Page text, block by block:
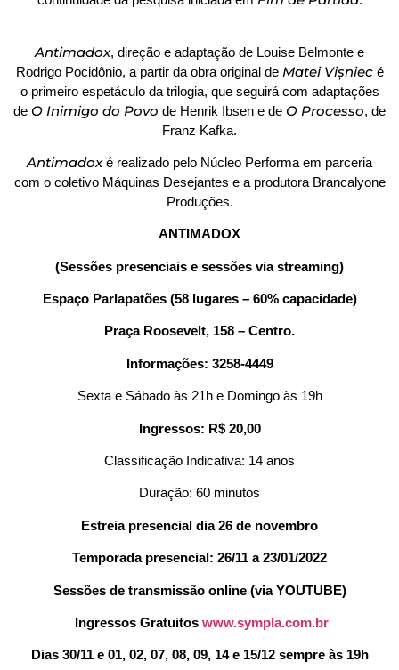
Antimadox, direção e adaptação de Louise Belmonte e
Rodrigo Pocidônio, a partir da obra original de Matei Vișniec é
o primeiro espetáculo da trilogia, que seguirá com adaptações
de O Inimigo do Povo de Henrik Ibsen e de O Processo, de
Franz Kafka.
Antimadoxé realizado pelo Núcleo Performa em parceria
com o coletivo Máquinas Desejantes e a produtora Brancalyone
Produções.
ANTIMADOX
(Sessões presenciais e sessões via streaming)
Espaço Parlapatões(58 lugares – 60% capacidade)
Praça Roosevelt, 158 – Centro.
Informações: 3258-4449
Sexta e Sábado às 21h e Domingo às 19h
Ingressos: R$ 20,00
Classificação Indicativa: 14 anos
Duração: 60 minutos
Estreia presencial dia 26 de novembro
Temporada presencial: 26/11 a 23/01/2022
Sessões de transmissão online (via YOUTUBE)
Ingressos Gratuitos www.sympla.com.br
Dias 30/11 e 01, 02, 07, 08, 09, 14 e 15/12 sempre às 19h